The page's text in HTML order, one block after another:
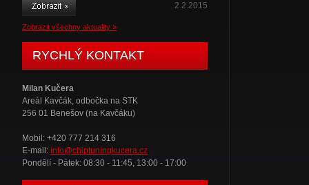
2.2.2015
Zobrazit všechny aktuality »
RYCHLÝ KONTAKT
Milan Kučera
Areál Kavčák, odbočka na STK
256 01 Benešov (na Kavčáku)
Mobil: +420 777 214 316
E-mail: info@chiptuningkucera.cz
Pondělí - Pátek: 08:30 - 11:45, 13:00 - 17:00